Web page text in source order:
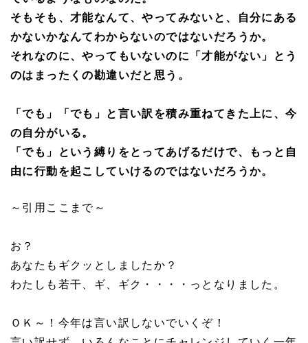
そもそも、才能なんて、やってみないと、自分にある
かないかなんてわからないのではないだろうか。
それなのに、やってもいないのに「才能がない」とう
のはまったくの勘違いだと思う。
「でも」「でも」と言い訳を積み重ねてきた上に、今
の自分がいる。
「でも」という縛りをとってあげるだけで、もっと自
由に行動を起こしていけるのではないだろうか。
～引用ここまで～
お？
あなたもギクッとしましたか？
わたしも若干、ギ、ギク・・・・っとなりました。
ＯＫ～！今年は言い訳しないでいくぞ！